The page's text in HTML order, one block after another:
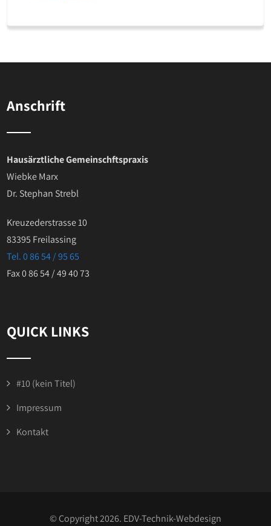
Anschrift
Hausärztliche Gemeinschftspraxis
Wiebke Marx
Dr. Stephan Strebl
Kreuzederstrasse 10
83395 Freilassing
Tel. 0 86 54 / 95 65
Fax 0 86 54 / 49 40 73
QUICK LINKS
#10 (kein Titel)
Impressum
Kontakt
© Copyright 2026. EDV-Technik-Webdesign